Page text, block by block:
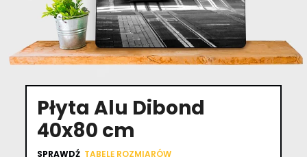
Płyta Alu Dibond
40x80 cm
SPRAWDŹ TABELĘ ROZMIARÓW